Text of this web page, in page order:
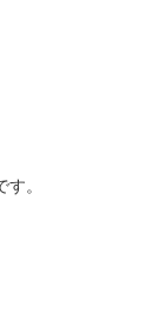
す。